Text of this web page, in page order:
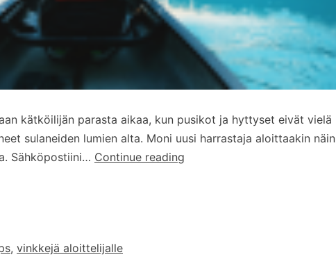
kätköilijän parasta aikaa, kun pusikot ja hyttyset eivät vielä
sulaneiden lumien alta. Moni uusi harrastaja aloittaakin näin
Sähköpostiini… Continue reading
, vinkkejä aloittelijalle